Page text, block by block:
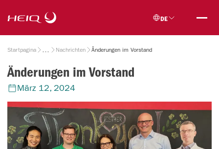
main
content
DE
Breadcrumb
Startpagina Nachrichten Änderungen im Vorstand
Änderungen im Vorstand
März 12, 2024